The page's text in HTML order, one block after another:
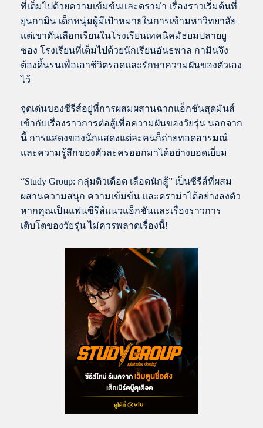
ที่เต็มไปด้วยความเข้มข้นและดราม่า เรื่องราวเริ่มต้นที่
ยุนกามิน เด็กหนุ่มผู้มีเป้าหมายในการเข้ามหาวิทยาลัย
แต่เขาดันเลือกเรียนในโรงเรียนเทคนิคมัธยมปลายยู
ซอง โรงเรียนที่เต็มไปด้วยนักเรียนอันธพาล กามินจึง
ต้องดิ้นรนเพื่อเอาชีวิตรอดและรักษาความฝันของตัวเอง
ไว้
จุดเด่นของซีรีส์อยู่ที่การผสมผสานฉากแอ็กชันสุดมันส์
เข้ากับเรื่องราวการต่อสู้เพื่อความฝันของวัยรุ่น นอกจาก
นี้ การแสดงของนักแสดงแต่ละคนก็ถ่ายทอดอารมณ์
และความรู้สึกของตัวละครออกมาได้อย่างยอดเยี่ยม
“Study Group: กลุ่มติวเดือด เลือดนักสู้” เป็นซีรีส์ที่ผสม
ผสานความสนุก ความเข้มข้น และดราม่าได้อย่างลงตัว
หากคุณเป็นแฟนซีรีส์แนวแอ็กชันและเรื่องราวการ
เติบโตของวัยรุ่น ไม่ควรพลาดเรื่องนี้!